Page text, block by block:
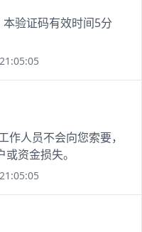
验证码有效时间5分
作人员不会向您索要，
资金损失。